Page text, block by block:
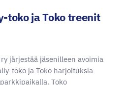
toko ja Toko treenit
järjestää jäsenilleen avoimia
toko ja Toko harjoituksia
Toko